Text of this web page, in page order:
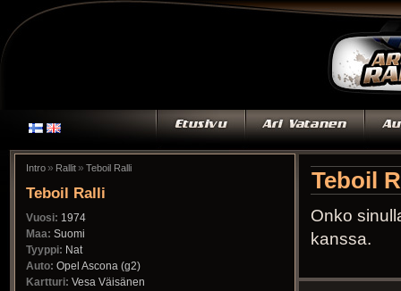
Intro » Rallit » Teboil Ralli
Teboil Ralli
Vuosi: 1974
Maa: Suomi
Tyyppi: Nat
Auto: Opel Ascona (g2)
Kartturi: Vesa Väisänen
Teboil
Onko
kanssa.